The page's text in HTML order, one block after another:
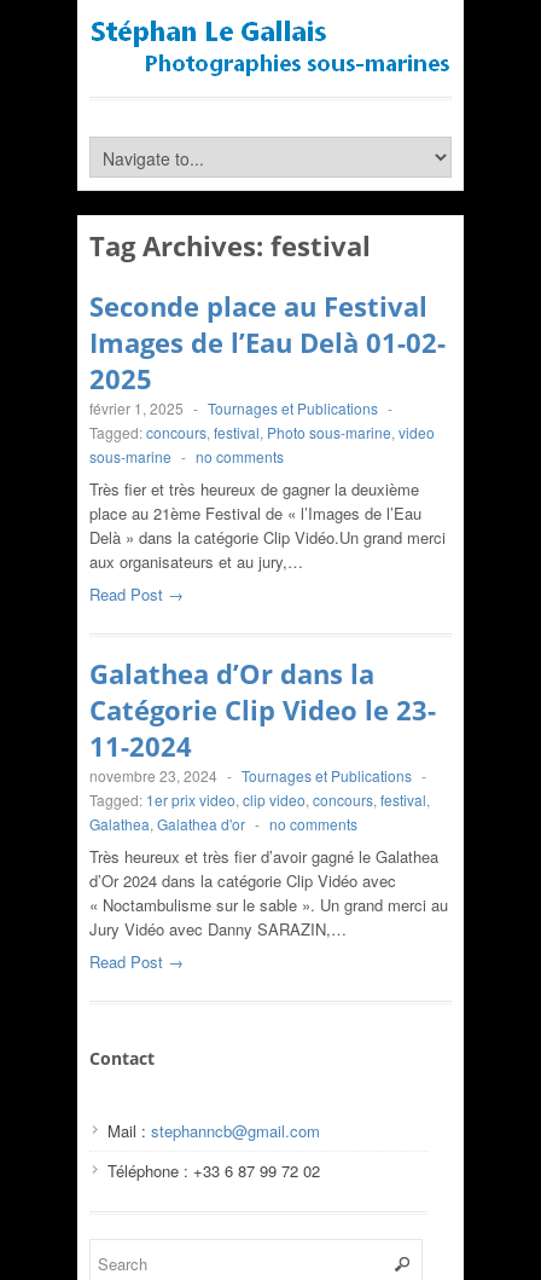
Tag Archives: festival
Seconde place au Festival
Images de l’Eau Delà 01-02-
2025
février 1, 2025 - Tournages et Publications -
Tagged:concours, festival, Photo sous-marine, video
sous-marine - no comments
Très fier et très heureux de gagner la deuxième
place au 21ème Festival de « l’Images de l’Eau
Delà » dans la catégorie Clip Vidéo.Un grand merci
aux organisateurs et au jury,…
Read Post →
Galathea d’Or dans la
Catégorie Clip Video le 23-
11-2024
novembre 23, 2024 - Tournages et Publications -
Tagged: 1er prix video, clip video, concours, festival,
Galathea, Galathea d'or - no comments
Très heureux et très fier d’avoir gagné le Galathea
d’Or 2024 dans la catégorie Clip Vidéo avec
« Noctambulisme sur le sable ». Un grand merci au
Jury Vidéo avec Danny SARAZIN,…
Read Post →
Contact
Mail : stephanncb@gmail.com
Téléphone : +33 6 87 99 72 02